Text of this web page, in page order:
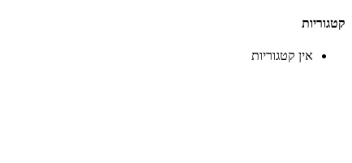
קטגוריות
אין קטגוריות